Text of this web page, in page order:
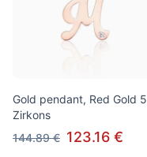
Gold pendant, Red Gold
Zirkons
144.89 € 123.16 €